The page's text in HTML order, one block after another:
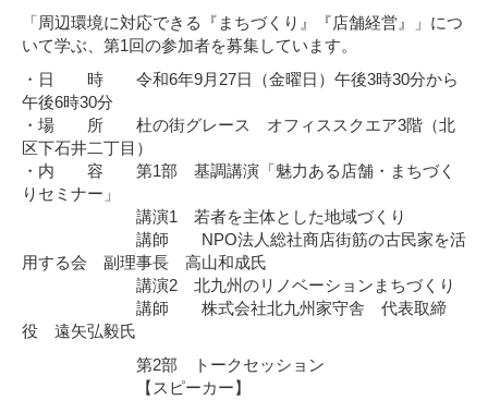
「周辺環境に対応できる『まちづくり』『店舗経営』」につ
いて学ぶ、第1回の参加者を募集しています。
・日 時 令和6年9月27日（金曜日）午後3時30分から
午後6時30分
・場 所 杜の街グレース オフィススクエア3階（北
区下石井二丁目）
・内 容 第1部 基調講演「魅力ある店舗・まちづく
りセミナー」
講演1 若者を主体とした地域づくり
講師 NPO法人総社商店街筋の古民家を活
用する会 副理事長 高山和成氏
講演2 北九州のリノベーションまちづくり
講師 株式会社北九州家守舎 代表取締
役 遠矢弘毅氏
第2部 トークセッション
【スピーカー】